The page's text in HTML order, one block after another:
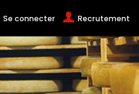
Se connecter Recrutement